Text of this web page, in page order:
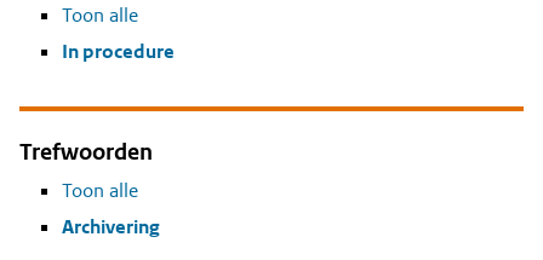
Toon alle
In procedure
Trefwoorden
Toon alle
Archivering